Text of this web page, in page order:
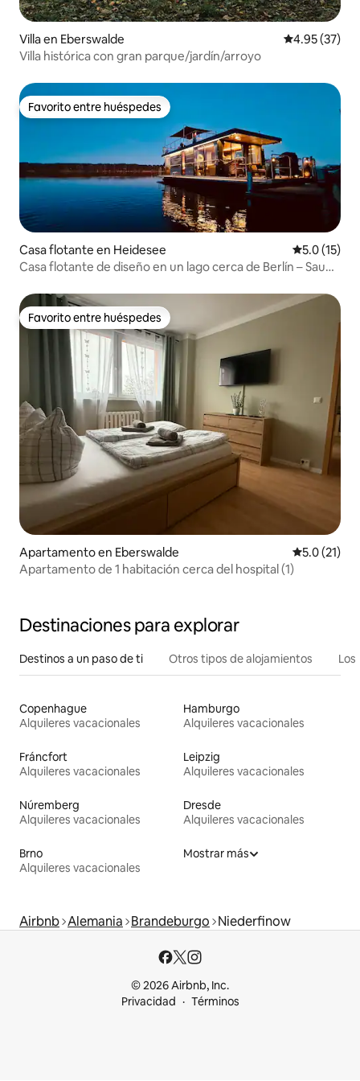
Villa en Eberswalde Calificación
4.95 (37)
Villa histórica con gran parque/jardín/arroyo
Favorito entre huéspedes
Favorito entre huéspedes
Casa flotante en Heidesee Calificación
5.0 (15)
Casa flotante de diseño en un lago cerca de Berlín – Sauna
Favorito entre huéspedes
Favorito entre huéspedes
Apartamento en Eberswalde Calificación
5.0 (21)
Apartamento de 1 habitación cerca del hospital (1)
Destinaciones para explorar
Destinos a un paso de ti Otros tipos de alojamientos
Copenhague
Alquileres vacacionales
Hamburgo
Alquileres vacacionales
Fráncfort
Alquileres vacacionales
Leipzig
Alquileres vacacionales
Núremberg
Alquileres vacacionales
Dresde
Alquileres vacacionales
Brno
Alquileres vacacionales
Mostrar más
Airbnb Alemania Brandeburgo Niederfinow
© 2026 Airbnb, Inc.
Privacidad
Términos